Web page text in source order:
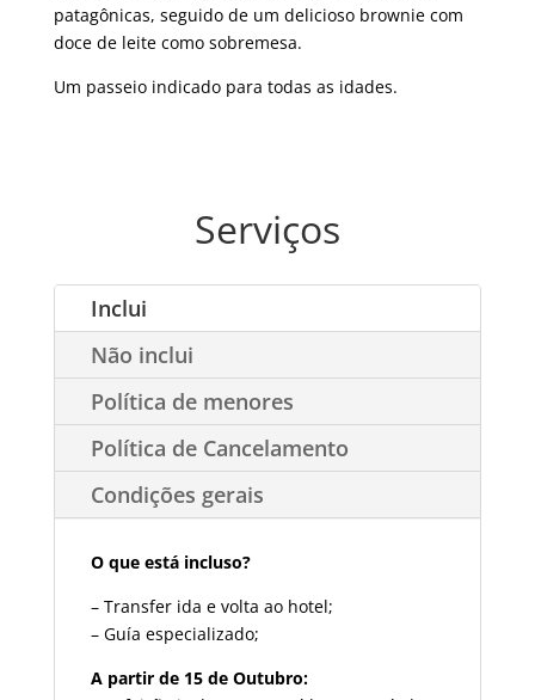
patagônicas, seguido de um delicioso brownie com
doce de leite como sobremesa.
Um passeio indicado para todas as idades.
Serviços
Inclui
Não inclui
Política de menores
Política de Cancelamento
Condições gerais
O que está incluso?
– Transfer ida e volta ao hotel;
– Guía especializado;
A partir de 15 de Outubro: